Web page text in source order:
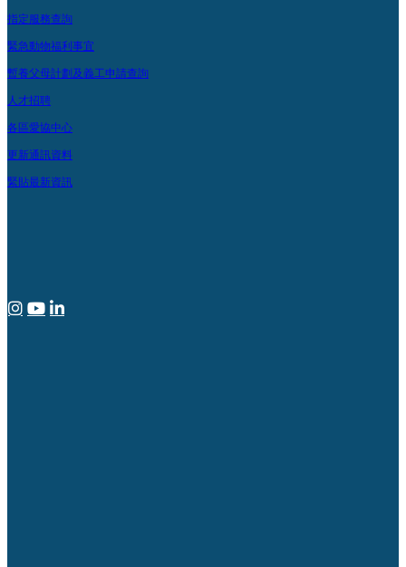
指定服務查詢
緊急動物福利事宜
暫養父母計劃及義工申請查詢
人才招聘
各區愛協中心
更新通訊資料
緊貼最新資訊